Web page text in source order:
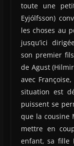
toute une
Eyjólfsson)
les choses au
jusqu’ici
son premier
de Agust
avec
situation est
puissent se
que la cousine
mettre en
enfant, sa fille